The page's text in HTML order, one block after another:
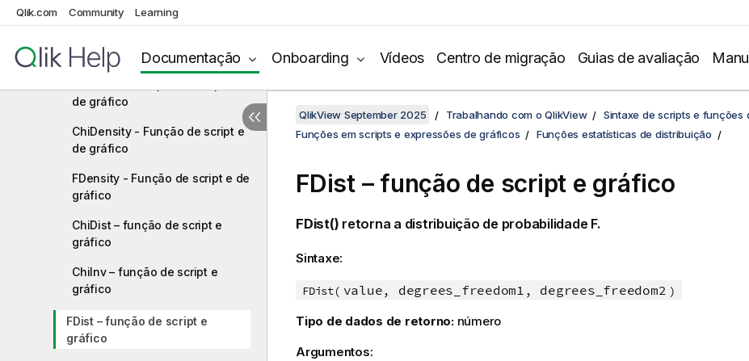
Qlik.com Community Learning
Documentação Onboarding Vídeos Centro de migração Guias de avaliação
de gráfico
script e de gráfico
de gráfico
ChiDensity - Função de script e
de gráfico
FDensity - Função de script e de
gráfico
ChiDist – função de script e
gráfico
ChiInv – função de script e
gráfico
FDist – função de script e
gráfico
QlikView September 2025 Trabalhando com o QlikView
Sintaxe de scripts e funções
Funções em scripts e expressões de gráficos
Funções estatísticas de distribuição
FDist – função de script e gráfico
FDist() retorna a distribuição de probabilidade F.
Sintaxe:
FDist( value, degrees_freedom1, degrees_freedom2 )
Tipo de dados de retorno: número
Argumentos: